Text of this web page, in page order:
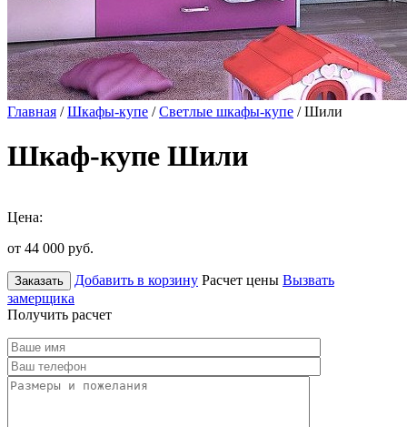
Главная /Шкафы-купе /Светлые шкафы-купе / Шили
Шкаф-купе Шили
Цена:
от 44 000 руб.
Заказать Добавить в корзину Расчет цены Вызвать
замерщика
Получить расчет